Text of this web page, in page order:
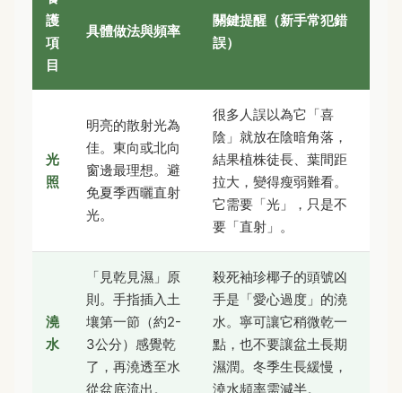
護
項
目
具體做法與頻率
關鍵提醒（新手常犯錯
誤）
光
照
明亮的散射光為
佳。東向或北向
窗邊最理想。避
免夏季西曬直射
光。
很多人誤以為它「喜
陰」就放在陰暗角落，
結果植株徒長、葉間距
拉大，變得瘦弱難看。
它需要「光」，只是不
要「直射」。
澆
水
「見乾見濕」原
則。手指插入土
壤第一節（約2-
3公分）感覺乾
了，再澆透至水
從盆底流出。
殺死袖珍椰子的頭號凶
手是「愛心過度」的澆
水。寧可讓它稍微乾一
點，也不要讓盆土長期
濕潤。冬季生長緩慢，
澆水頻率需減半。